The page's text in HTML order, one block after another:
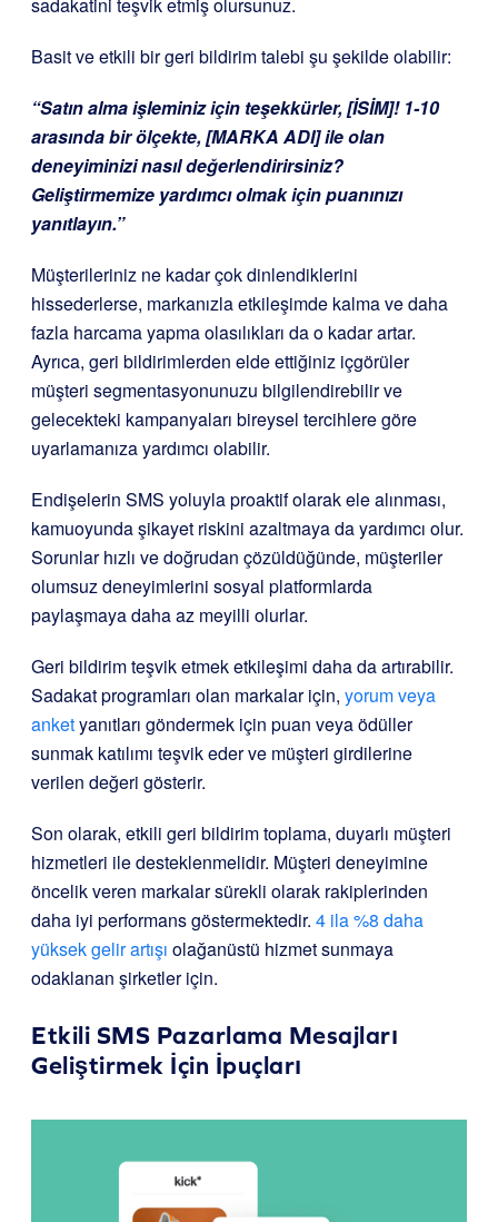
Basit ve etkili bir geri bildirim talebi şu şekilde olabilir:
“Satın alma işleminiz için teşekkürler, [İSİM]! 1-10
arasında bir ölçekte, [MARKA ADI] ile olan
deneyiminizi nasıl değerlendirirsiniz?
Geliştirmemize yardımcı olmak için puanınızı
yanıtlayın.”
Müşterileriniz ne kadar çok dinlendiklerini
hissederlerse, markanızla etkileşimde kalma ve daha
fazla harcama yapma olasılıkları da o kadar artar.
Ayrıca, geri bildirimlerden elde ettiğiniz içgörüler
müşteri segmentasyonunuzu bilgilendirebilir ve
gelecekteki kampanyaları bireysel tercihlere göre
uyarlamanıza yardımcı olabilir.
Endişelerin SMS yoluyla proaktif olarak ele alınması,
kamuoyunda şikayet riskini azaltmaya da yardımcı olur.
Sorunlar hızlı ve doğrudan çözüldüğünde, müşteriler
olumsuz deneyimlerini sosyal platformlarda
paylaşmaya daha az meyilli olurlar.
Geri bildirim teşvik etmek etkileşimi daha da artırabilir.
Sadakat programları olan markalar için, yorum veya
anketyanıtları göndermek için puan veya ödüller
sunmak katılımı teşvik eder ve müşteri girdilerine
verilen değeri gösterir.
Son olarak, etkili geri bildirim toplama, duyarlı müşteri
hizmetleri ile desteklenmelidir. Müşteri deneyimine
öncelik veren markalar sürekli olarak rakiplerinden
daha iyi performans göstermektedir. 4 ila %8 daha
yüksek gelir artışı olağanüstü hizmet sunmaya
odaklanan şirketler için.
Etkili SMS Pazarlama Mesajları
Geliştirmek İçin İpuçları